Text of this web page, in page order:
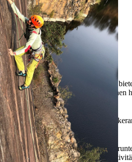
ein optimales Nutzererlebnis zu
erfolgen. Weitere Informationen
z.B. zum Schutz vor
weiter zu optimieren.
die Nachverfolgung der